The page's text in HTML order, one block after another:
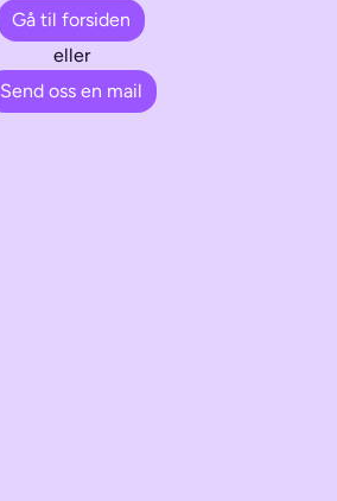
Gå til forsiden
eller
Send oss en mail